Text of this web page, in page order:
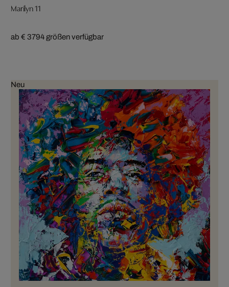
Marilyn 11
ab € 3794 größen verfügbar
Neu